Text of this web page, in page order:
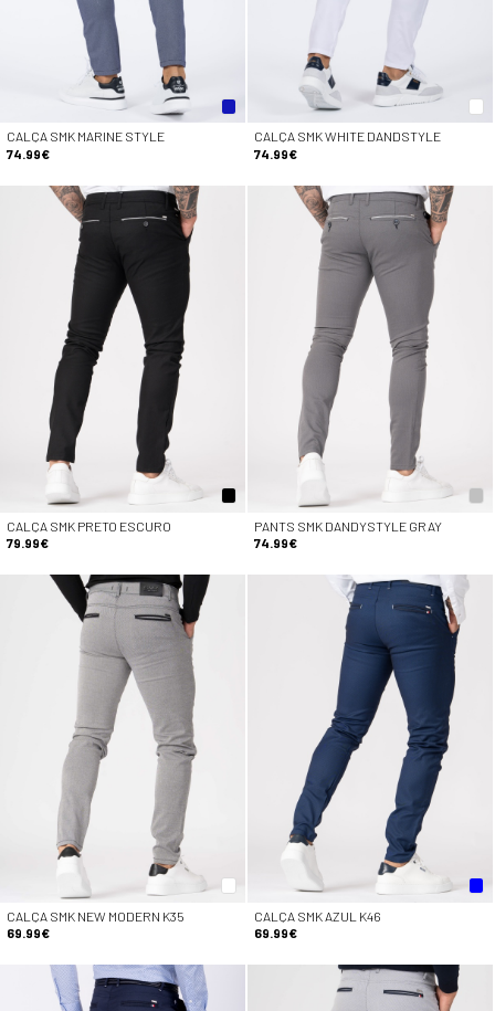
CALÇA SMK MARINE STYLE
74.99€
CALÇA SMK WHITE DANDSTYLE
74.99€
CALÇA SMK PRETO ESCURO
79.99€
PANTS SMK DANDYSTYLE GRAY
74.99€
CALÇA SMK NEW MODERN K35
69.99€
CALÇA SMK AZUL K46
69.99€